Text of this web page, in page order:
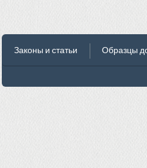
Законы и статьи Образцы